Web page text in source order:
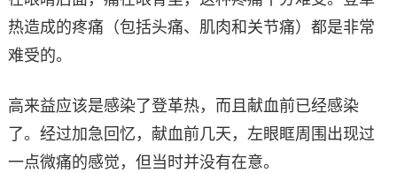
热造成的疼痛（包括头痛、肌肉和关节痛）都是非常
难受的。
高来益应该是感染了登革热，而且献血前已经感染
了。经过加急回忆，献血前几天，左眼眶周围出现过
一点微痛的感觉，但当时并没有在意。